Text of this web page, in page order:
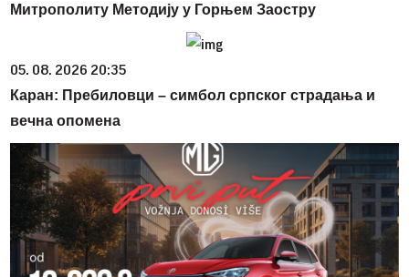
Митрополиту Методију у Горњем Заостру
05. 08. 2026 20:35
Каран: Пребиловци – симбол српског страдања и
вечна опомена